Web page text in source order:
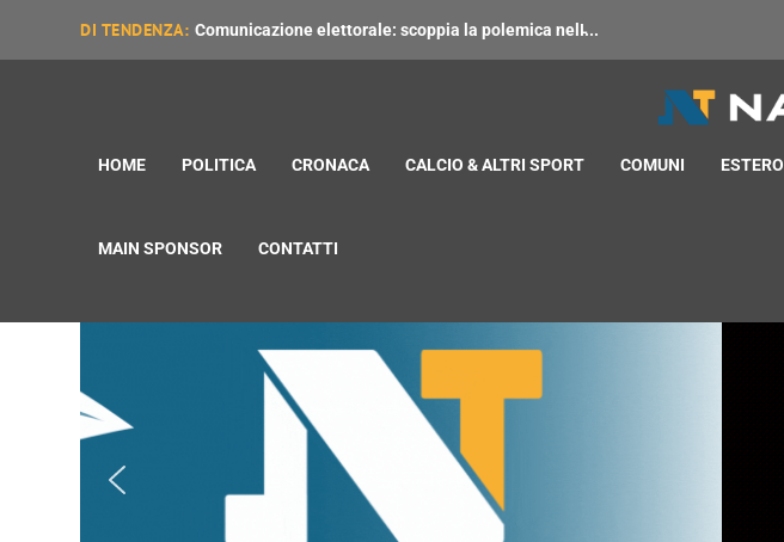
DI TENDENZA: Comunicazione elettorale: scoppia la polemica nell̵...
HOME POLITICA CRONACA CALCIO & ALTRI SPORT COMUNI ESTERO
MAIN SPONSOR CONTATTI